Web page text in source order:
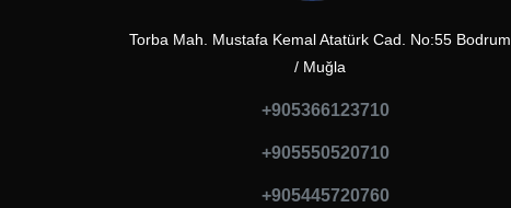
Torba Mah. Mustafa Kemal Atatürk Cad. No:55 Bodrum
/ Muğla
+905366123710
+905550520710
+905445720760